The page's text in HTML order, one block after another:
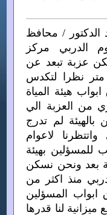
الدكتور / محافظ
الدربي مركز
عزبة تبعد عن
قريتنا كوم الدربي حوالي 400 متر نظرا لتكدس
هيئة المياة
من العزبة الي
بالهيئة لم تدرج
لاعوام
للمسؤلين بهيئة
بعد ونحن نسكن
منذ اكثر من
المسؤلين
ميزانية لنا قدرها